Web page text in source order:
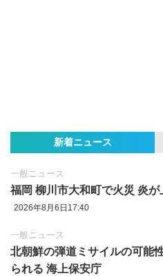
新着ニュース
一般ニュース
福岡 柳川市大和町で火災 炎が
2026年8月6日17:40
一般ニュース
北朝鮮の弾道ミサイルの可能
られる 海上保安庁